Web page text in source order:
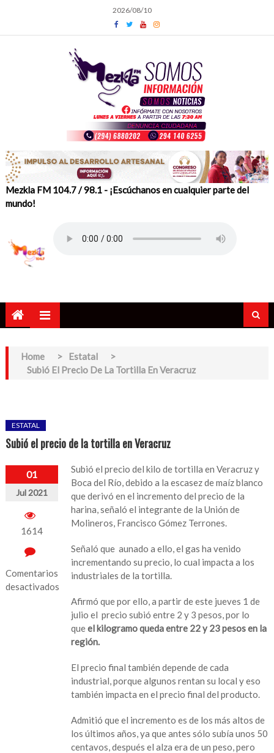
content
2026/08/10
Mezkla FM 104.7 / 98.1 - ¡Escúchanos en cualquier parte del
mundo!
Home > Estatal
>
Subió El Precio De La Tortilla En Veracruz
ESTATAL
Subió el precio de la tortilla en Veracruz
01
Jul 2021
1614
Comentarios
desactivados
Subió el precio del kilo de tortilla en Veracruz y
Boca del Río, debido a la escasez de maíz blanco
que derivó en el incremento del precio de la
harina, señaló el integrante de la Unión de
Molineros, Francisco Gómez Terrones.
Señaló que aunado a ello, el gas ha venido
incrementando su precio, lo cual impacta a los
industriales de la tortilla.
Afirmó que por ello, a partir de este jueves 1 de
julio el precio subió entre 2 y 3 pesos, por lo
queel kilogramo queda entre 22 y 23 pesos en la
región.
El precio final también depende de cada
industrial, porque algunos rentan su local y eso
también impacta en el precio final del producto.
Admitió que el incremento es de los más altos de
los últimos años, ya que antes sólo subía unos 50
centavos, después el alza era de un peso, pero